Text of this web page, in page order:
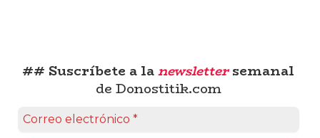
## Suscríbete a lanewslettersemanal
de Donostitik.com